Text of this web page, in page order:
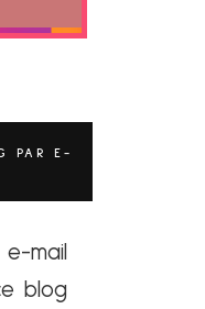
PAR E-
mail
blog